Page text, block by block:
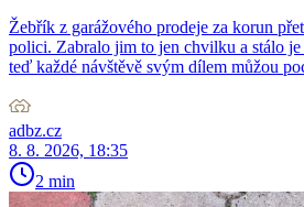
Žebřík z garážového prodeje za korun
polici. Zabralo jim to jen chvilku a stálo
teď každé návštěvě svým dílem můžou
adbz.cz
8. 8. 2026, 18:35
2 min